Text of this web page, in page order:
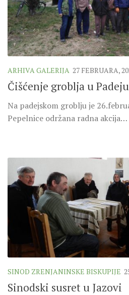
ARHIVA GALERIJA 27 FEBRUARA,
Čišćenje groblja u Padeju
Na padejskom groblju je
Pepelnice održana radna akcija…
SINOD ZRENJANINSKE BISKUPIJE
Sinodski susret u Jazovi